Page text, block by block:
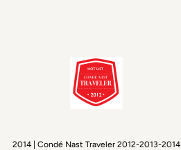
2014 | Condé Nast Traveler 2012-2013-2014